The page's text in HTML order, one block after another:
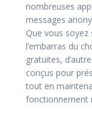
nombreuses
messages
Que vous soyez
l’embarras du
gratuites,
conçus pour
tout en
fonctionnement